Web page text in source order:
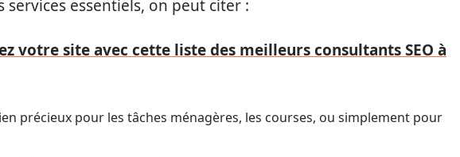
services essentiels, on peut citer :
votre site avec cette liste des meilleurs consultants SEO à
précieux pour les tâches ménagères, les courses, ou simplement pour